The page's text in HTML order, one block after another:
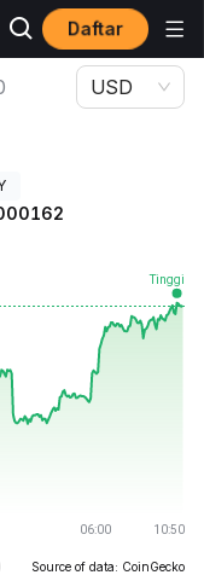
Daftar
USD
Source of data: CoinGecko